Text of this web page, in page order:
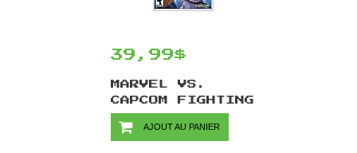
39,99$
MARVEL VS.
CAPCOM FIGHTING
COLLECTION
ARCADE
AJOUT AU PANIER